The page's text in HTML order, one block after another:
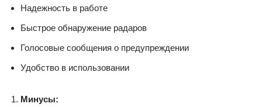
Надежность в работе
Быстрое обнаружение радаров
Голосовые сообщения о предупреждении
Удобство в использовании
Минусы: